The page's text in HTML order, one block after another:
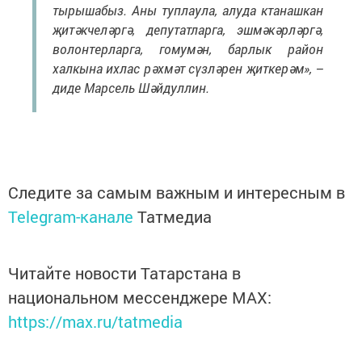
тырышабыз. Аны туплаула, алуда ктанашкан
җитәкчеләргә, депутатларга, эшмәкәрләргә,
волонтерларга, гомумән, барлык район
халкына ихлас рәхмәт сүзләрен җиткерәм», –
диде Марсель Шәйдуллин.
Следите за самым важным и интересным в
Telegram-канале Татмедиа
Читайте новости Татарстана в
национальном мессенджере MАХ:
https://max.ru/tatmedia